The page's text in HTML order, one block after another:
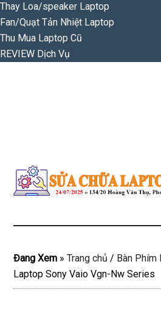
Thay Loa/speaker Laptop
Fan/Quạt Tản Nhiệt Laptop
Thu Mua Laptop Cũ
REVIEW Dịch Vụ
Đang Xem »Trang chủ / Bàn Phím
Laptop Sony Vaio Vgn-Nw Series